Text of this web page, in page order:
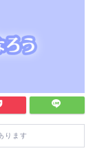
ります